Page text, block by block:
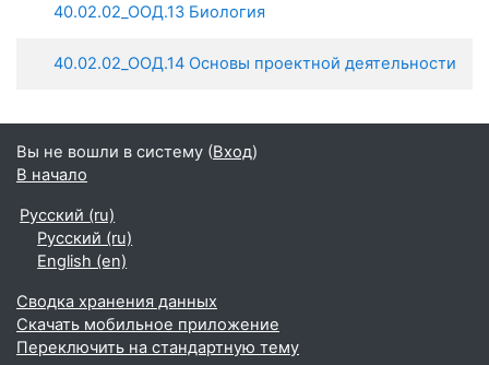
40.02.02_ООД.13 Биология
40.02.02_ООД.14 Основы проектной деятельности
Вы не вошли в систему (Вход)
В начало
Русский ‎(ru)‎
Русский ‎(ru)‎
English ‎(en)‎
Сводка хранения данных
Скачать мобильное приложение
Переключить на стандартную тему